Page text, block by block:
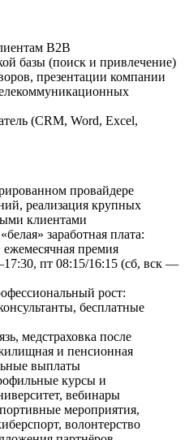
B2B
базы (поиск и привлечение)
презентации компании
(CRM, Word, Excel,
провайдере
реализация крупных
клиентами
заработная плата:
премия
пт 08:15/16:15 (сб, вск —
рост:
бесплатные
медстраховка после
и пенсионная
выплаты
курсы и
вебинары
мероприятия,
волонтерство